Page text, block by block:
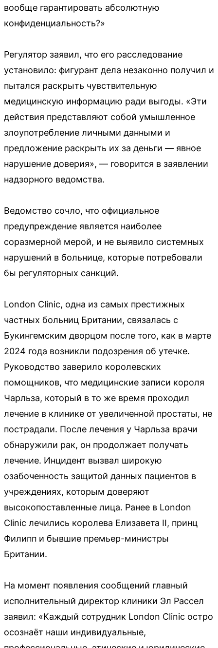
вообще гарантировать абсолютную
конфиденциальность?»
Регулятор заявил, что его расследование
установило: фигурант дела незаконно получил и
пытался раскрыть чувствительную
медицинскую информацию ради выгоды. «Эти
действия представляют собой умышленное
злоупотребление личными данными и
предложение раскрыть их за деньги — явное
нарушение доверия», — говорится в заявлении
надзорного ведомства.
Ведомство сочло, что официальное
предупреждение является наиболее
соразмерной мерой, и не выявило системных
нарушений в больнице, которые потребовали
бы регуляторных санкций.
London Clinic, одна из самых престижных
частных больниц Британии, связалась с
Букингемским дворцом после того, как в марте
2024 года возникли подозрения об утечке.
Руководство заверило королевских
помощников, что медицинские записи короля
Чарльза, который в то же время проходил
лечение в клинике от увеличенной простаты, не
пострадали. После лечения у Чарльза врачи
обнаружили рак, он продолжает получать
лечение. Инцидент вызвал широкую
озабоченность защитой данных пациентов в
учреждениях, которым доверяют
высокопоставленные лица. Ранее в London
Clinic лечились королева Елизавета II, принц
Филипп и бывшие премьер-министры
Британии.
На момент появления сообщений главный
исполнительный директор клиники Эл Рассел
заявил: «Каждый сотрудник London Clinic остро
осознаёт наши индивидуальные,